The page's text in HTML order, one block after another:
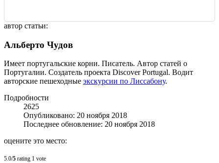
автор статьи:
Альберто Чудов
Имеет португальские корни. Писатель. Автор статей о
Португалии. Создатель проекта Discover Portugal. Водит
авторские пешеходные экскурсии по Лиссабону.
Подробности
2625
Опубликовано: 20 ноября 2018
Последнее обновление: 20 ноября 2018
оцените это место:
5.0/5 rating 1 vote